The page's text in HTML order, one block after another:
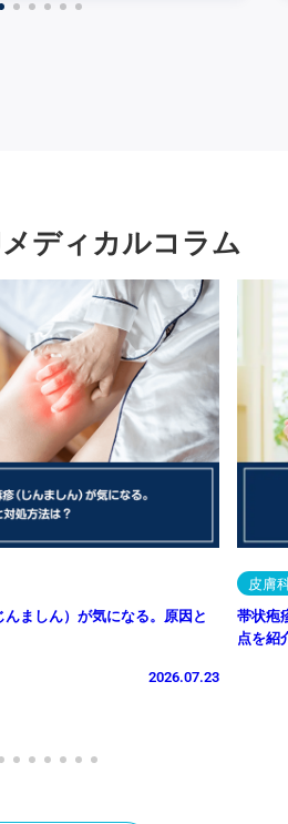
ディカルコラム
ましん）が気になる。原因と
2026.07.23
皮膚
帯状疱
点を紹